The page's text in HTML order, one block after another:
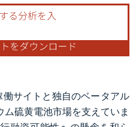
CC BY 4.0の表示が必要です。
働サイトと独自のベータアル
ム硫黄電池市場を支えていま